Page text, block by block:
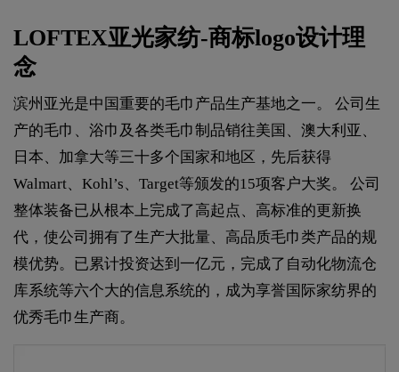
LOFTEX亚光家纺-商标logo设计理
念
滨州亚光是中国重要的毛巾产品生产基地之一。 公司生
产的毛巾、浴巾及各类毛巾制品销往美国、澳大利亚、
日本、加拿大等三十多个国家和地区，先后获得
Walmart、Kohl’s、Target等颁发的15项客户大奖。 公司
整体装备已从根本上完成了高起点、高标准的更新换
代，使公司拥有了生产大批量、高品质毛巾类产品的规
模优势。已累计投资达到一亿元，完成了自动化物流仓
库系统等六个大的信息系统的，成为享誉国际家纺界的
优秀毛巾生产商。